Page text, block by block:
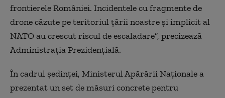
frontierele României. Incidentele cu fragmente de
drone căzute pe teritoriul țării noastre și implicit al
NATO au crescut riscul de escaladare”, precizează
Administrația Prezidențială.
În cadrul ședinței, Ministerul Apărării Naționale a
prezentat un set de măsuri concrete pentru